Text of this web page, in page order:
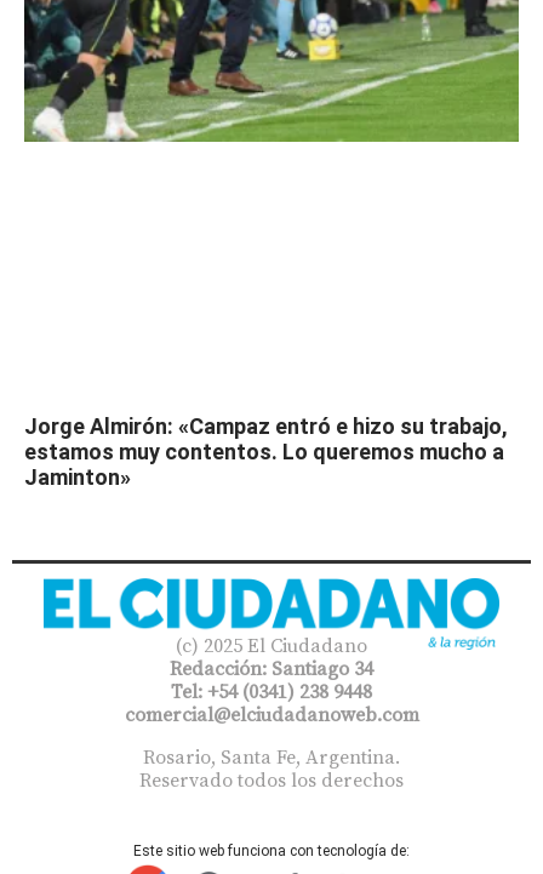
Jorge Almirón: «Campaz entró e hizo su trabajo,
estamos muy contentos. Lo queremos mucho a
Jaminton»
(c) 2025 El Ciudadano
Redacción: Santiago 34
Tel: +54 (0341) 238 9448
comercial@elciudadanoweb.com​
Rosario, Santa Fe, Argentina.
Reservado todos los derechos
Este sitio web funciona con tecnología de: